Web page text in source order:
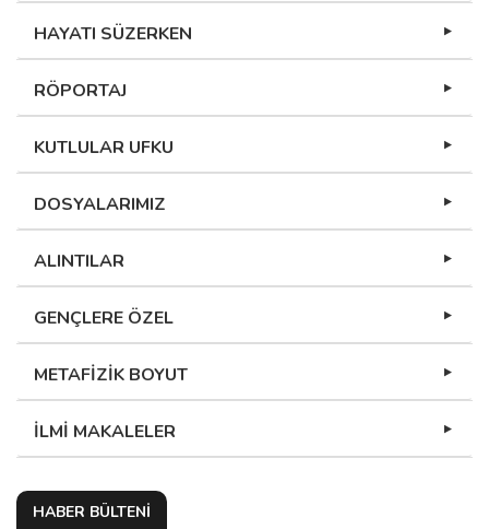
HAYATI SÜZERKEN
RÖPORTAJ
KUTLULAR UFKU
DOSYALARIMIZ
ALINTILAR
GENÇLERE ÖZEL
METAFİZİK BOYUT
İLMİ MAKALELER
HABER BÜLTENİ